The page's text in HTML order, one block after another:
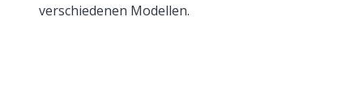
verschiedenen Modellen.